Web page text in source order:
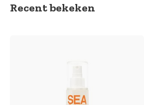
Recent bekeken